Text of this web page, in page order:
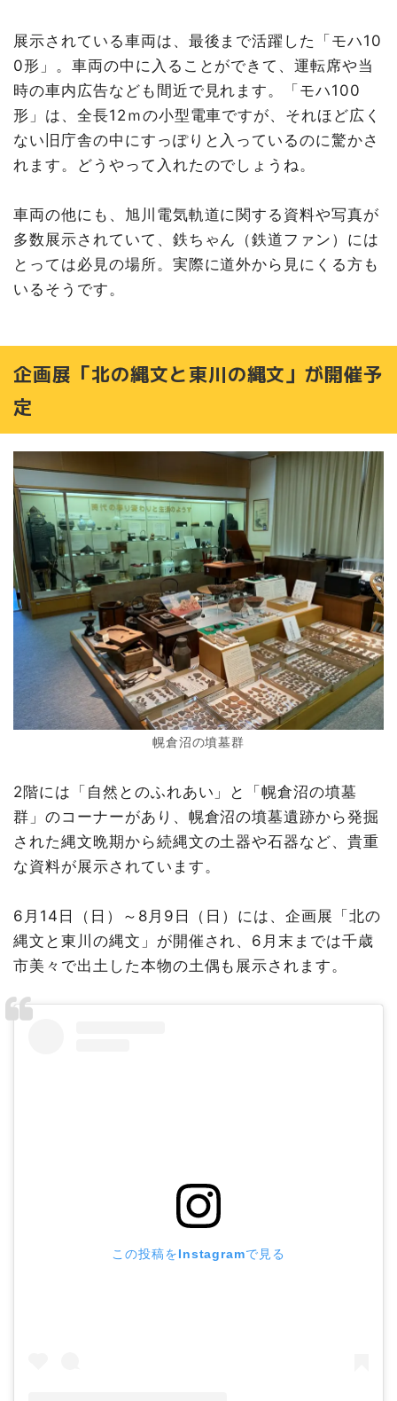
展示されている車両は、最後まで活躍した「モハ10
0形」。車両の中に入ることができて、運転席や当
時の車内広告なども間近で見れます。「モハ100
形」は、全長12ｍの小型電車ですが、それほど広く
ない旧庁舎の中にすっぽりと入っているのに驚かさ
れます。どうやって入れたのでしょうね。
車両の他にも、旭川電気軌道に関する資料や写真が
多数展示されていて、鉄ちゃん（鉄道ファン）には
とっては必見の場所。実際に道外から見にくる方も
いるそうです。
企画展「北の縄文と東川の縄文」が開催予
定
幌倉沼の墳墓群
2階には「自然とのふれあい」と「幌倉沼の墳墓
群」のコーナーがあり、幌倉沼の墳墓遺跡から発掘
された縄文晩期から続縄文の土器や石器など、貴重
な資料が展示されています。
6月14日（日）～8月9日（日）には、企画展「北の
縄文と東川の縄文」が開催され、6月末までは千歳
市美々で出土した本物の土偶も展示されます。
この投稿をInstagramで見る